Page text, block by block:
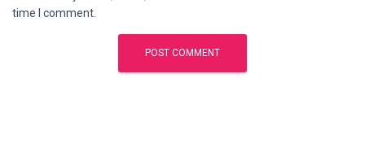
time I comment.